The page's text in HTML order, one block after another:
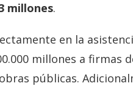
millones.
en la
millones a firmas
públicas.